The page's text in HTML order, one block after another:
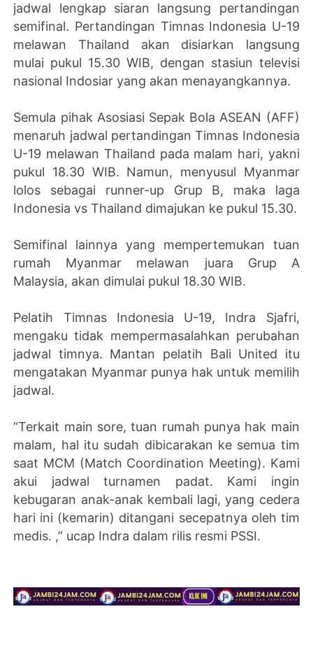
jadwal lengkap siaran langsung pertandingan
semifinal. Pertandingan Timnas Indonesia U-19
melawan Thailand akan disiarkan langsung
mulai pukul 15.30 WIB, dengan stasiun televisi
nasional Indosiar yang akan menayangkannya.
Semula pihak Asosiasi Sepak Bola ASEAN (AFF)
menaruh jadwal pertandingan Timnas Indonesia
U-19 melawan Thailand pada malam hari, yakni
pukul 18.30 WIB. Namun, menyusul Myanmar
lolos sebagai runner-up Grup B, maka laga
Indonesia vs Thailand dimajukan ke pukul 15.30.
Semifinal lainnya yang mempertemukan tuan
rumah Myanmar melawan juara Grup A
Malaysia, akan dimulai pukul 18.30 WIB.
Pelatih Timnas Indonesia U-19, Indra Sjafri,
mengaku tidak mempermasalahkan perubahan
jadwal timnya. Mantan pelatih Bali United itu
mengatakan Myanmar punya hak untuk memilih
jadwal.
“Terkait main sore, tuan rumah punya hak main
malam, hal itu sudah dibicarakan ke semua tim
saat MCM (Match Coordination Meeting). Kami
akui jadwal turnamen padat. Kami ingin
kebugaran anak-anak kembali lagi, yang cedera
hari ini (kemarin) ditangani secepatnya oleh tim
medis. ,” ucap Indra dalam rilis resmi PSSI.